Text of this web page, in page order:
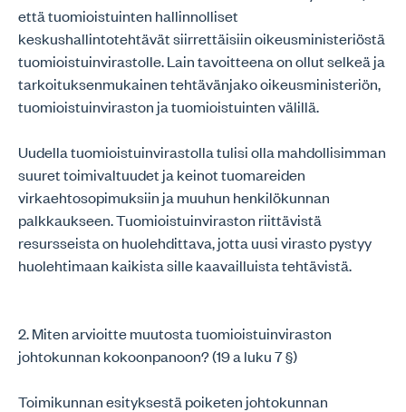
että tuomioistuinten hallinnolliset
keskushallintotehtävät siirrettäisiin oikeusministeriöstä
tuomioistuinvirastolle. Lain tavoitteena on ollut selkeä ja
tarkoituksenmukainen tehtävänjako oikeusministeriön,
tuomioistuinviraston ja tuomioistuinten välillä.
Uudella tuomioistuinvirastolla tulisi olla mahdollisimman
suuret toimivaltuudet ja keinot tuomareiden
virkaehtosopimuksiin ja muuhun henkilökunnan
palkkaukseen. Tuomioistuinviraston riittävistä
resursseista on huolehdittava, jotta uusi virasto pystyy
huolehtimaan kaikista sille kaavailluista tehtävistä.
2. Miten arvioitte muutosta tuomioistuinviraston
johtokunnan kokoonpanoon? (19 a luku 7 §)
Toimikunnan esityksestä poiketen johtokunnan